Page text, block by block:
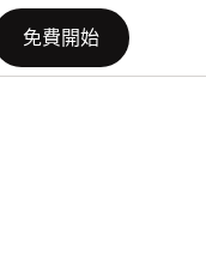
免費開始